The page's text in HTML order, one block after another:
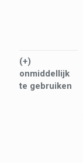
(+)
onmiddellijk
te gebruiken